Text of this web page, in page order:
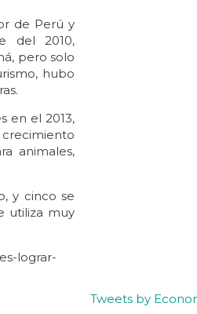
de Perú y
del 2010,
pero solo
hubo
en el 2013,
crecimiento
animales,
y cinco se
utiliza muy
lograr-
Tweets by